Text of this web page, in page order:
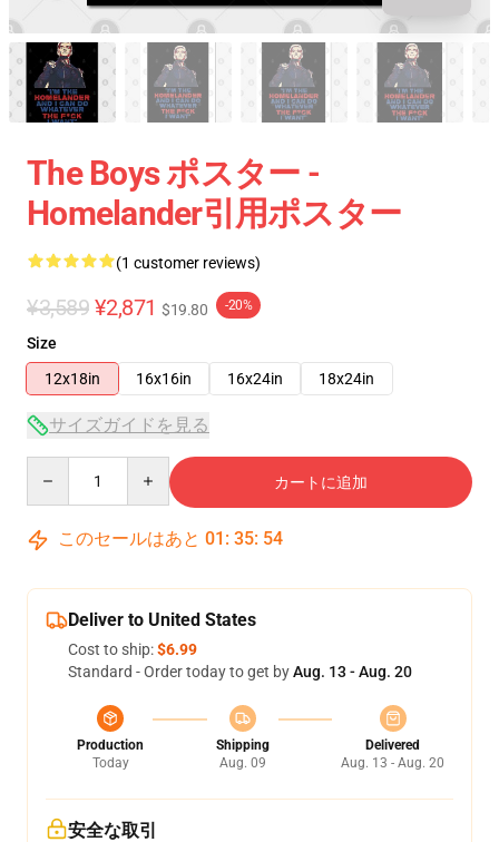
The Boys ポスター -
Homelander引用ポスター
(1 customer reviews)
¥3,589 ¥2,871 $19.80 -20%
Size
12x18in
16x16in 16x24in 18x24in
サイズガイドを見る
カートに追加
このセールはあと 01 : 35: 53
Deliver to United States
Cost to ship:$6.99
Standard - Order today to get byAug. 13 - Aug. 20
Production
Today
Shipping
Aug. 09
Delivered
Aug. 13 - Aug. 20
安全な取引